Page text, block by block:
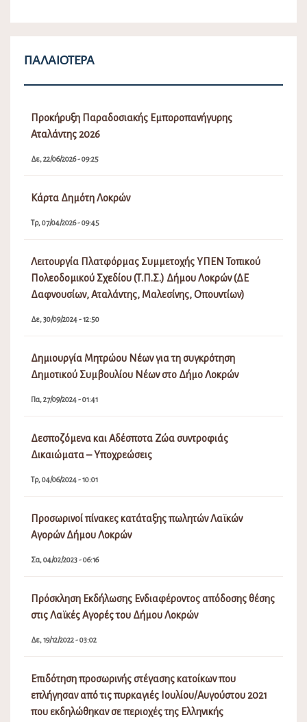
ΠΑΛΑΙΌΤΕΡΑ
Προκήρυξη Παραδοσιακής Εμποροπανήγυρης
Αταλάντης 2026
Δε, 22/06/2026 - 09:25
Κάρτα Δημότη Λοκρών
Τρ, 07/04/2026 - 09:45
Λειτουργία Πλατφόρμας Συμμετοχής ΥΠΕΝ Τοπικού
Πολεοδομικού Σχεδίου (Τ.Π.Σ.) Δήμου Λοκρών (ΔΕ
Δαφνουσίων, Αταλάντης, Μαλεσίνης, Οπουντίων)
Δε, 30/09/2024 - 12:50
Δημιουργία Μητρώου Νέων για τη συγκρότηση
Δημοτικού Συμβουλίου Νέων στο Δήμο Λοκρών
Πα, 27/09/2024 - 01:41
Δεσποζόμενα και Αδέσποτα Ζώα συντροφιάς
Δικαιώματα – Υποχρεώσεις
Τρ, 04/06/2024 - 10:01
Προσωρινοί πίνακες κατάταξης πωλητών Λαϊκών
Αγορών Δήμου Λοκρών
Σα, 04/02/2023 - 06:16
Πρόσκληση Εκδήλωσης Ενδιαφέροντος απόδοσης θέσης
στις Λαϊκές Αγορές του Δήμου Λοκρών
Δε, 19/12/2022 - 03:02
Επιδότηση προσωρινής στέγασης κατοίκων που
επλήγησαν από τις πυρκαγιές Ιουλίου/Αυγούστου 2021
που εκδηλώθηκαν σε περιοχές της Ελληνικής